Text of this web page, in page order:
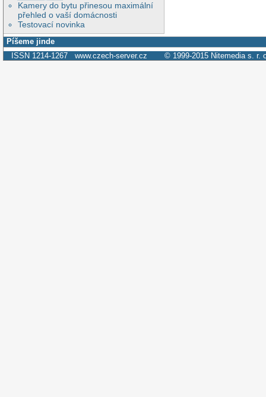
Kamery do bytu přinesou maximální
přehled o vaší domácnosti
Testovací novinka
Píšeme jinde
ISSN 1214-1267 www.czech-server.cz © 1999-2015 Nitemedia s. r.